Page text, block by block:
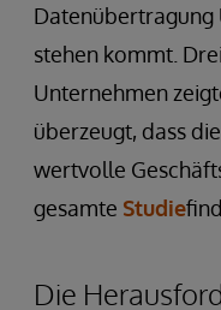
Datenübertragung
stehen kommt.
Unternehmen
überzeugt, dass
wertvolle
gesamte Studie
Die